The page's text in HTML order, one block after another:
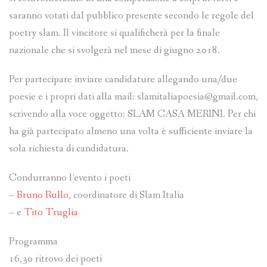
saranno votati dal pubblico presente secondo le regole del
poetry slam. Il vincitore si qualificherà per la finale
nazionale che si svolgerà nel mese di giugno 2018.
Per partecipare inviare candidature allegando una/due
poesie e i propri dati alla mail: slamitaliapoesia@gmail.com,
scrivendo alla voce oggetto: SLAM CASA MERINI. Per chi
ha già partecipato almeno una volta è sufficiente inviare la
sola richiesta di candidatura.
Condurranno l’evento i poeti
–Bruno Rullo, coordinatore di Slam Italia
– e Tito Truglia
Programma
16,30 ritrovo dei poeti